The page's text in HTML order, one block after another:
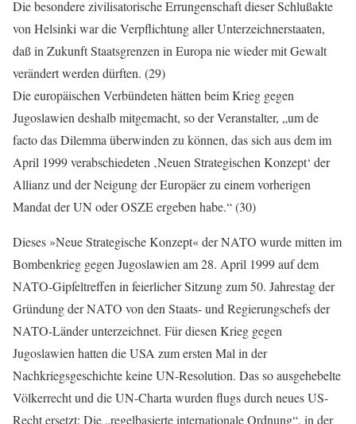
Die besondere zivilisatorische Errungenschaft dieser Schlußakte
von Helsinki war die Verpflichtung aller Unterzeichnerstaaten,
daß in Zukunft Staatsgrenzen in Europa nie wieder mit Gewalt
verändert werden dürften. (29)
Die europäischen Verbündeten hätten beim Krieg gegen
Jugoslawien deshalb mitgemacht, so der Veranstalter, „um de
facto das Dilemma überwinden zu können, das sich aus dem im
April 1999 verabschiedeten ‚Neuen Strategischen Konzept‘ der
Allianz und der Neigung der Europäer zu einem vorherigen
Mandat der UN oder OSZE ergeben habe.“ (30)
Dieses »Neue Strategische Konzept« der NATO wurde mitten im
Bombenkrieg gegen Jugoslawien am 28. April 1999 auf dem
NATO-Gipfeltreffen in feierlicher Sitzung zum 50. Jahrestag der
Gründung der NATO von den Staats- und Regierungschefs der
NATO-Länder unterzeichnet. Für diesen Krieg gegen
Jugoslawien hatten die USA zum ersten Mal in der
Nachkriegsgeschichte keine UN-Resolution. Das so ausgehebelte
Völkerrecht und die UN-Charta wurden flugs durch neues US-
Recht ersetzt: Die „regelbasierte internationale Ordnung“, in der